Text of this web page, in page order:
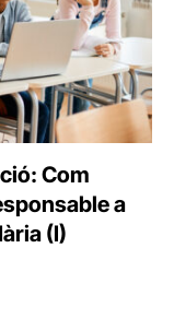
Com
a
(I)